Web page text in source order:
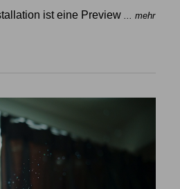
ist eine Preview ... mehr